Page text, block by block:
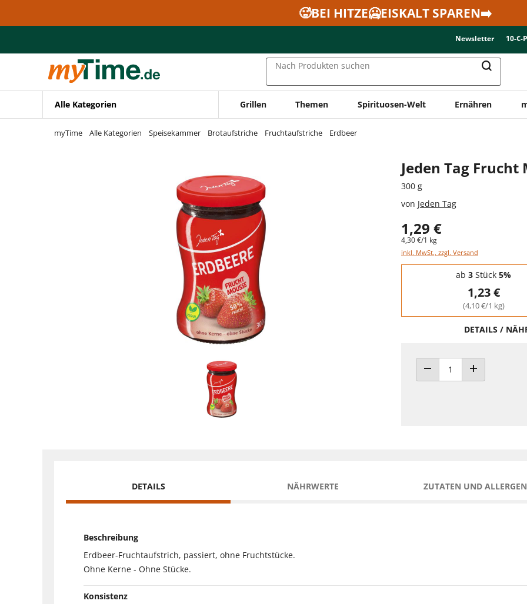
Zur Navigation springen
🥵BEI HITZE🥶EISKALT SPAREN➡️
Newsletter 10-€-
Nach Produkten suchen
Alle Kategorien Grillen Themen Spirituosen-Welt Ernähren
myTime Alle Kategorien Speisekammer Brotaufstriche Fruchtaufstriche Erdbeer
Jeden Tag Frucht
300 g
von Jeden Tag
1,29 €
4,30 €/1 kg
inkl. MwSt., zzgl. Versand
Staffelpreise - Mengenrabatt
ab 3 Stück 5%
1,23 €
(4,10 €/1 kg)
DETAILS /
ANZAHL VERRINGERN
ANZAHL
DETAILS NÄHRWERTE ZUTATEN UND
Beschreibung
Erdbeer-Fruchtaufstrich, passiert, ohne Fruchtstücke.
Ohne Kerne - Ohne Stücke.
Konsistenz